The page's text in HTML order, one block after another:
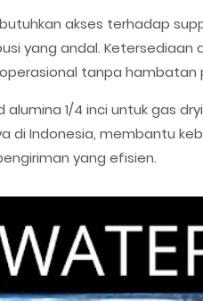
akses terhadap
yang andal. Ketersediaan
tanpa hambatan
1/4 inci untuk gas
di Indonesia, membantu
yang efisien.